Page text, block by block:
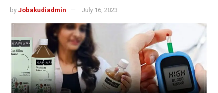
by Jobakudiadmin July 16, 2023